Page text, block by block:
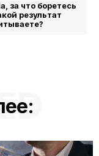
за что боретесь
результат